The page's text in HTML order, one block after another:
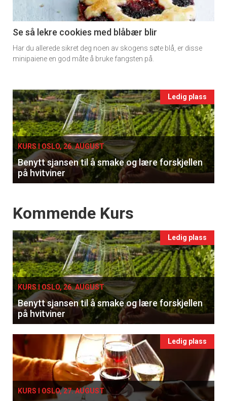
section
11
Ukens
Se så lekre cookies med blåbær blir
Har du allerede sikret deg noen av skogens søte blå, er disse
minipaiene en god måte å bruke fangsten på.
Events
single
Ledig plass
KURS I OSLO, 26. AUGUST
Benytt sjansen til å smake og lære forskjellen
på hvitviner
Events
Kommende Kurs
Ledig plass
KURS I OSLO, 26. AUGUST
Benytt sjansen til å smake og lære forskjellen
på hvitviner
Ledig plass
KURS I OSLO, 27. AUGUST